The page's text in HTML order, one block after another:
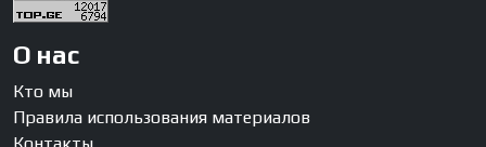
О нас
Кто мы
Правила использования материалов